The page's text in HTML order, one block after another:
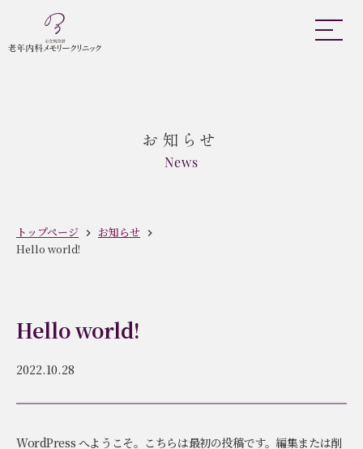
お知らせ
News
トップページ お知らせ
Hello world!
Hello world!
2022.10.28
WordPress へようこそ。こちらは最初の投稿です。編集または削